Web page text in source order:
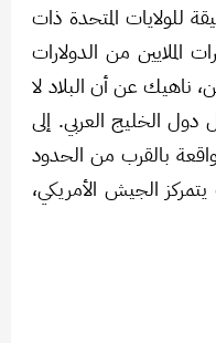
للولايات المتحدة ذات
الملايين من الدولارات
ناهيك عن أن البلاد لا
الخليج العربي. إلى
بالقرب من الحدود
الجيش الأمريكي،